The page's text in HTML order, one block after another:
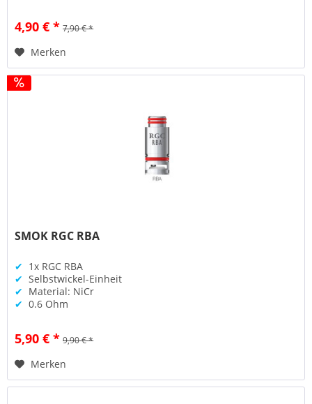
4,90 € * 7,90 € *
Merken
SMOK RGC RBA
✔ 1x RGC RBA
✔ Selbstwickel-Einheit
✔ Material: NiCr
✔ 0.6 Ohm
5,90 € * 9,90 € *
Merken